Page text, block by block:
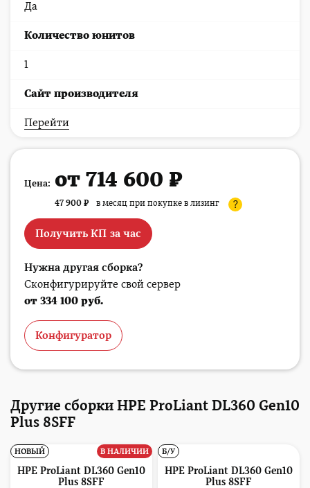
Да
Количество юнитов
1
Cайт производителя
Перейти
Цена: от 714 600 ₽
47 900 ₽ в месяц при покупке в лизинг ?
Получить КП за час
Нужна другая сборка?
Сконфигурируйте свой сервер
от 334 100 руб.
Конфигуратор
Другие сборки HPE ProLiant DL360 Gen10
Plus 8SFF
HPE ProLiant DL360 Gen10
Plus 8SFF
НОВЫЙ В НАЛИЧИИ
HPE ProLiant DL360 Gen10
Plus 8SFF
Б/У